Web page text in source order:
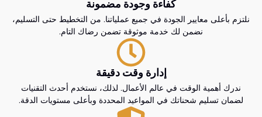
كفاءة وجودة مضمونة
نلتزم بأعلى معايير الجودة في جميع عملياتنا. من التخطيط حتى التسليم،
نضمن لك خدمة موثوقة تضمن رضاك التام.
إدارة وقت دقيقة
ندرك أهمية الوقت في عالم الأعمال. لذلك، نستخدم أحدث التقنيات
لضمان تسليم شحناتك في المواعيد المحددة وبأعلى مستويات الدقة.